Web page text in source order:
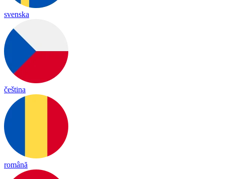
svenska
čeština
română